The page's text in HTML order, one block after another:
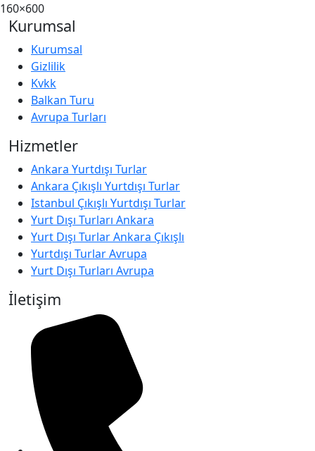
160×600
Kurumsal
Kurumsal
Gizlilik
Kvkk
Balkan Turu
Avrupa Turları
Hizmetler
Ankara Yurtdışı Turlar
Ankara Çıkışlı Yurtdışı Turlar
Istanbul Çıkışlı Yurtdışı Turlar
Yurt Dışı Turları Ankara
Yurt Dışı Turlar Ankara Çıkışlı
Yurtdışı Turlar Avrupa
Yurt Dışı Turları Avrupa
İletişim